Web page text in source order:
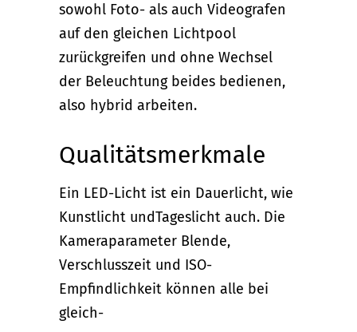
sowohl Foto- als auch Videografen
auf den gleichen Lichtpool
zurückgreifen und ohne Wechsel
der Beleuchtung beides bedienen,
also hybrid arbeiten.
Qualitätsmerkmale
Ein LED-Licht ist ein Dauerlicht, wie
Kunstlicht undTageslicht auch. Die
Kameraparameter Blende,
Verschlusszeit und ISO-
Empfindlichkeit können alle bei
gleich-